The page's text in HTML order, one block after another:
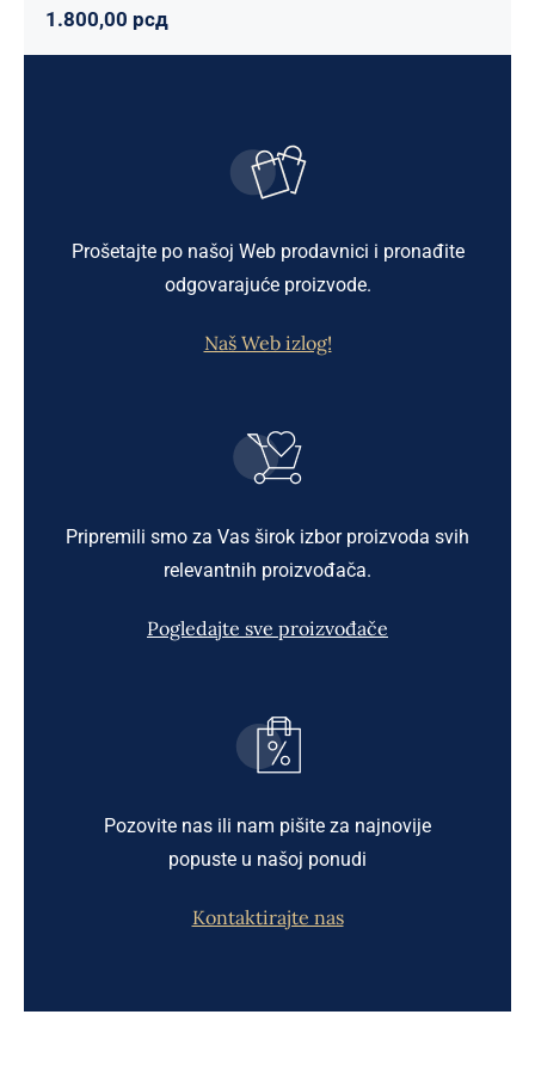
1.800,00 рсд
Prošetajte po našoj Web prodavnici i pronađite
odgovarajuće proizvode.
Naš Web izlog!
Pripremili smo za Vas širok izbor proizvoda svih
relevantnih proizvođača.
Pogledajte sve proizvođače
Pozovite nas ili nam pišite za najnovije
popuste u našoj ponudi
Kontaktirajte nas